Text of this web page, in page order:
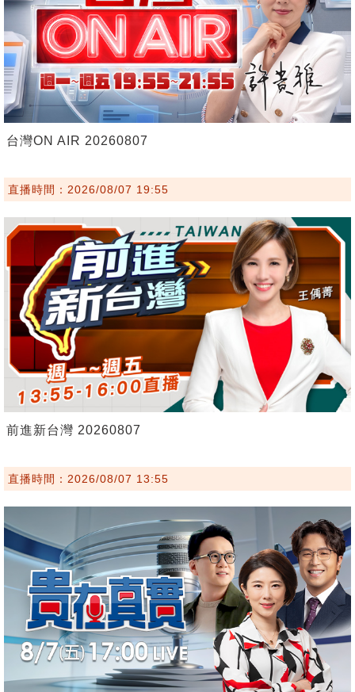
台灣ON AIR 20260807
直播時間：2026/08/07 19:55
前進新台灣 20260807
直播時間：2026/08/07 13:55